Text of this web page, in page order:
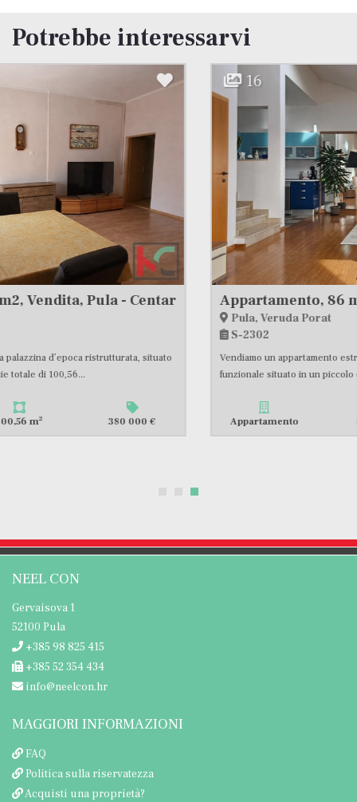
Potrebbe interessarvi
Appartamento, 86 m2, Vendita, Pula - Veruda Porat
Vendiamo un appartamento estremamente confortevole, luminoso e
funzionale situato in un piccolo edificio residenziale molto...
Appartamento 363 000 €
NEEL CON
Gervaisova 1
52100 Pula
+385 98 825 415
+385 52 354 434
info@neelcon.hr
MAGGIORI INFORMAZIONI
FAQ
Politica sulla riservatezza
Acquisti una proprietà?